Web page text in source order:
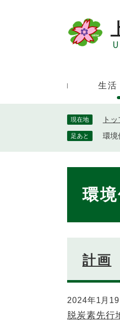
。
生活
現在地 ト
足あと 環境
環
計画
2024年1月
脱炭素先行